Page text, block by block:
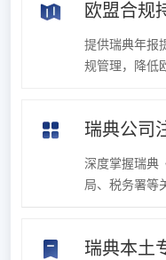
欧盟合规
提供瑞典年报
规管理，降低
瑞典公司
深度掌握瑞典
局、税务署等
瑞典本土